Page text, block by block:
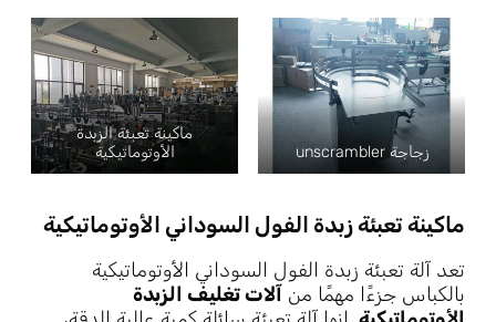
زجاجة unscrambler
ماكينة تعبئة الزبدة
الأوتوماتيكية
ماكينة تعبئة زبدة الفول السوداني الأوتوماتيكية
تعد آلة تعبئة زبدة الفول السوداني الأوتوماتيكية
بالكباس جزءًا مهمًا من آلات تغليف الزبدة